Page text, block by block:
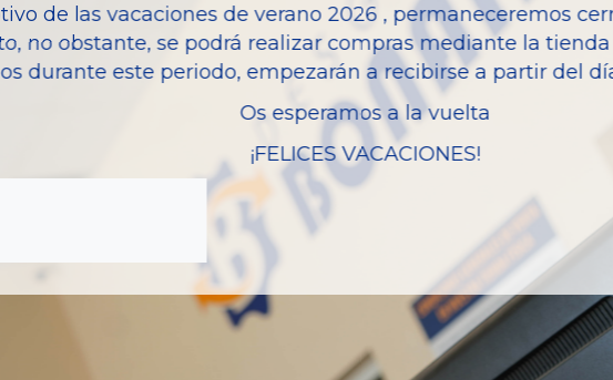
Versión
Potencia
Modelo
Garantia
Piezas almacenadas del
de las vacaciones de verano 2026 , permaneceremos
no obstante, se podrá realizar compras mediante la
durante este periodo, empezarán a recibirse a partir del
Os esperamos a la vuelta
¡FELICES VACACIONES!